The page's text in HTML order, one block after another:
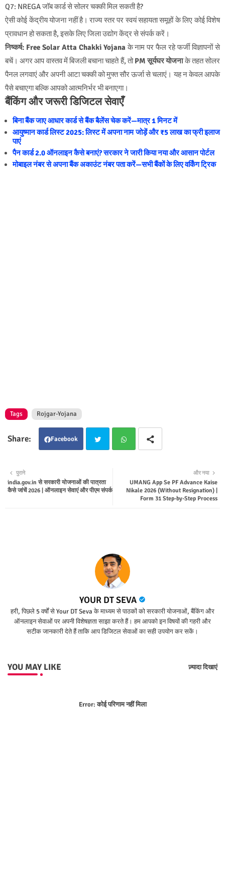
Q7: NREGA जॉब कार्ड से सोलर चक्की मिल सकती है?
ऐसी कोई केंद्रीय योजना नहीं है। राज्य स्तर पर स्वयं सहायता समूहों के लिए कोई विशेष
प्रावधान हो सकता है, इसके लिए जिला उद्योग केंद्र से संपर्क करें।
निष्कर्ष: Free Solar Atta Chakki Yojana के नाम पर फैल रहे फर्जी विज्ञापनों से
बचें। अगर आप वास्तव में बिजली बचाना चाहते हैं, तोPM सूर्यघर योजनाके तहत सोलर
पैनल लगवाएं और अपनी आटा चक्की को मुफ्त सौर ऊर्जा से चलाएं। यह न केवल आपके
पैसे बचाएगा बल्कि आपको आत्मनिर्भर भी बनाएगा।
बैंकिंग और जरूरी डिजिटल सेवाएँ
बिना बैंक जाए आधार कार्ड से बैंक बैलेंस चेक करें—मात्र 1 मिनट में
आयुष्मान कार्ड लिस्ट 2025: लिस्ट में अपना नाम जोड़ें और ₹5 लाख का फ्री इलाज
पाएं
पैन कार्ड 2.0 ऑनलाइन कैसे बनाएं? सरकार ने जारी किया नया और आसान पोर्टल
मोबाइल नंबर से अपना बैंक अकाउंट नंबर पता करें—सभी बैंकों के लिए वर्किंग ट्रिक
Tags Rojgar-Yojana
Facebook
ter
और नया
UMANG App Se PF Advance Kaise
Nikale 2026 (Without Resignation) |
Form 31 Step-by-Step Process
पुराने
india.gov.in से सरकारी योजनाओं की पात्रता
कैसे जांचें 2026 | ऑनलाइन सेवाएं और पीएम संपर्क
YOUR DT SEVA
हरी, पिछले 5 वर्षों से Your DT Seva के माध्यम से पाठकों को सरकारी योजनाओं, बैंकिंग और
ऑनलाइन सेवाओं पर अपनी विशेषज्ञता साझा करते हैं। हम आपको इन विषयों की गहरी और
सटीक जानकारी देते हैं ताकि आप डिजिटल सेवाओं का सही उपयोग कर सकें।
YOU MAY LIKE ज़्यादा दिखाएं
Error:कोई परिणाम नहीं मिला